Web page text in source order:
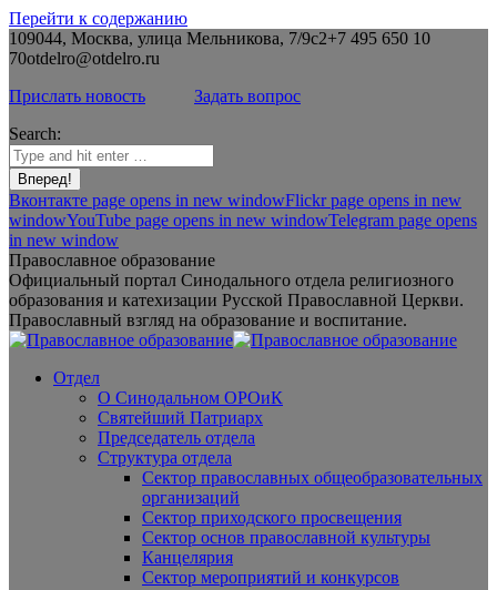
Перейти к содержанию
109044, Москва, улица Мельникова, 7/9с2+7 495 650 10
70otdelro@otdelro.ru
Прислать новость
Задать вопрос
Search:
Вконтакте page opens in new windowFlickr page opens in new
windowYouTube page opens in new windowTelegram page opens
in new window
Православное образование
Официальный портал Синодального отдела религиозного
образования и катехизации Русской Православной Церкви.
Православный взгляд на образование и воспитание.
Отдел
О Синодальном ОРОиК
Святейший Патриарх
Председатель отдела
Структура отдела
Сектор православных общеобразовательных
организаций
Сектор приходского просвещения
Сектор основ православной культуры
Канцелярия
Сектор мероприятий и конкурсов